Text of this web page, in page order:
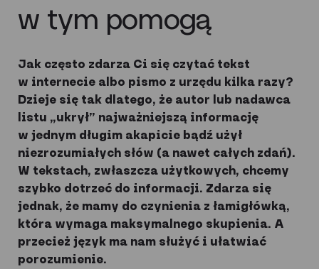
w tym pomogą
Jak często zdarza Ci się czytać tekst
w internecie albo pismo z urzędu kilka razy?
Dzieje się tak dlatego, że autor lub nadawca
listu „ukrył” najważniejszą informację
w jednym długim akapicie bądź użył
niezrozumiałych słów (a nawet całych zdań).
W tekstach, zwłaszcza użytkowych, chcemy
szybko dotrzeć do informacji. Zdarza się
jednak, że mamy do czynienia z łamigłówką,
która wymaga maksymalnego skupienia. A
przecież język ma nam służyć i ułatwiać
porozumienie.